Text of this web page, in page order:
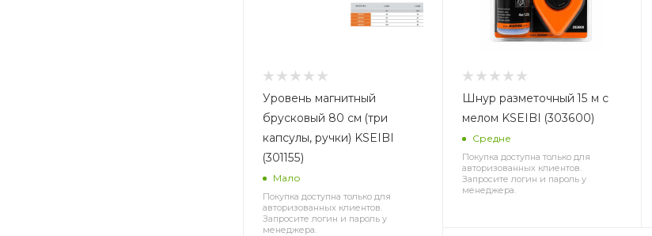
Уровень магнитный
брусковый 80 см (три
капсулы, ручки) KSEIBI
(301155)
Мало
Покупка доступна только для
авторизованных клиентов.
Запросите логин и пароль у
менеджера.
Шнур разметочный 15 м с
мелом KSEIBI (303600)
Средне
Покупка доступна только для
авторизованных клиентов.
Запросите логин и пароль у
менеджера.